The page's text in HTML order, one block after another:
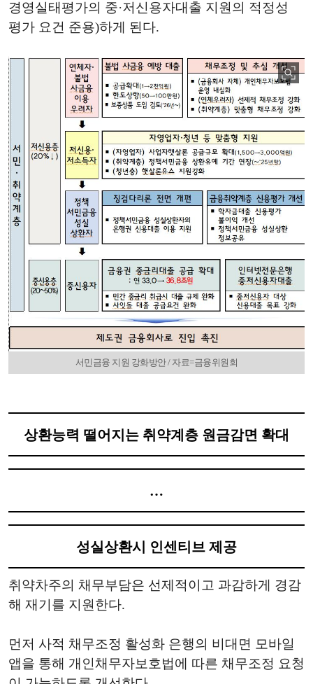
경영실태평가의 중·저신용자대출 지원의 적정성
평가 요건 준용)하게 된다.
서민금융 지원 강화방안 / 자료=금융위원회
상환능력 떨어지는 취약계층 원금감면 확대
…
성실상환시 인센티브 제공
취약차주의 채무부담은 선제적이고 과감하게 경감
해 재기를 지원한다.
먼저 사적 채무조정 활성화 은행의 비대면 모바일
앱을 통해 개인채무자보호법에 따른 채무조정 요청